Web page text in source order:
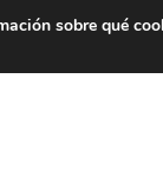
De lunes a
sobre qué